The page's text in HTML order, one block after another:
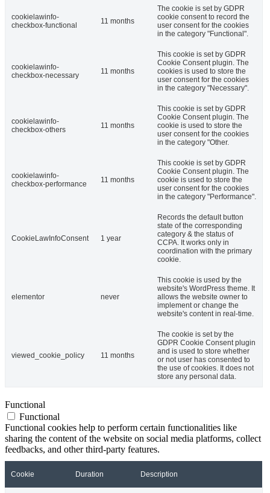
cookielawinfo-
checkbox-functional
11 months
The cookie is set by GDPR
cookie consent to record the
user consent for the cookies
in the category "Functional".
cookielawinfo-
checkbox-necessary
11 months
This cookie is set by GDPR
Cookie Consent plugin. The
cookies is used to store the
user consent for the cookies
in the category "Necessary".
cookielawinfo-
checkbox-others
11 months
This cookie is set by GDPR
Cookie Consent plugin. The
cookie is used to store the
user consent for the cookies
in the category "Other.
cookielawinfo-
checkbox-performance
11 months
This cookie is set by GDPR
Cookie Consent plugin. The
cookie is used to store the
user consent for the cookies
in the category "Performance".
CookieLawInfoConsent 1 year
Records the default button
state of the corresponding
category & the status of
CCPA. It works only in
coordination with the primary
cookie.
elementor never
This cookie is used by the
website's WordPress theme. It
allows the website owner to
implement or change the
website's content in real-time.
viewed_cookie_policy 11 months
The cookie is set by the
GDPR Cookie Consent plugin
and is used to store whether
or not user has consented to
the use of cookies. It does not
store any personal data.
Functional
Functional
Functional cookies help to perform certain functionalities like
sharing the content of the website on social media platforms, collect
feedbacks, and other third-party features.
Cookie Duration Description